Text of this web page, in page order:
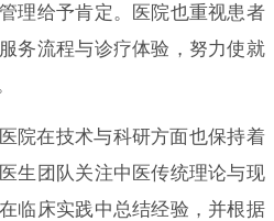
理给予肯定。医院也重视患者
务流程与诊疗体验，努力使就
院在技术与科研方面也保持着
生团队关注中医传统理论与现
临床实践中总结经验，并根据